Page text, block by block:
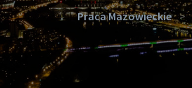
Praca Mazowieckie >